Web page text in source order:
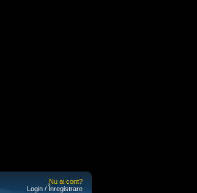
Nu ai cont?
Login / Înregistrare